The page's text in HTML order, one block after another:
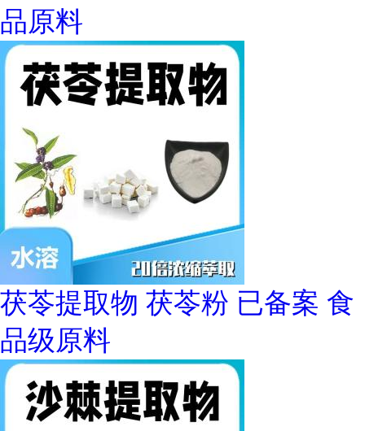
品原料
茯苓提取物 茯苓粉 已备案 食
品级原料